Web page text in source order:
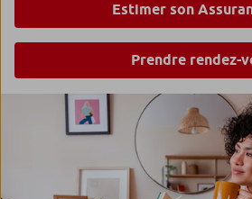
Estimer son
Prendre rendez-